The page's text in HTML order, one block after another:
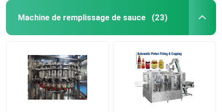
Produits
Visite d'usine
Machine de remplissage de sauce (23)